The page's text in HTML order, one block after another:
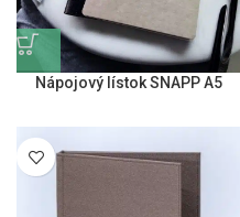
Nápojový lístok SNAPP A5